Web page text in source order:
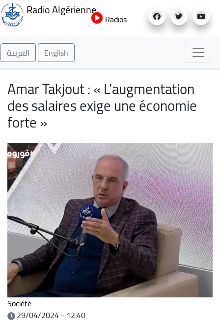
au
Radio Algérienne
Radios
العربية English
Amar Takjout : « L’augmentation
des salaires exige une économie
forte »
Société
29/04/2024 - 12:40